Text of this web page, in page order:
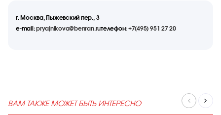
г. Москва, Пыжевский пер., 3
e-mail:pryajnikova@benran.ruтелефон: +7(495) 951 27 20
ВАМ ТАКЖЕ МОЖЕТ БЫТЬ ИНТЕРЕСНО